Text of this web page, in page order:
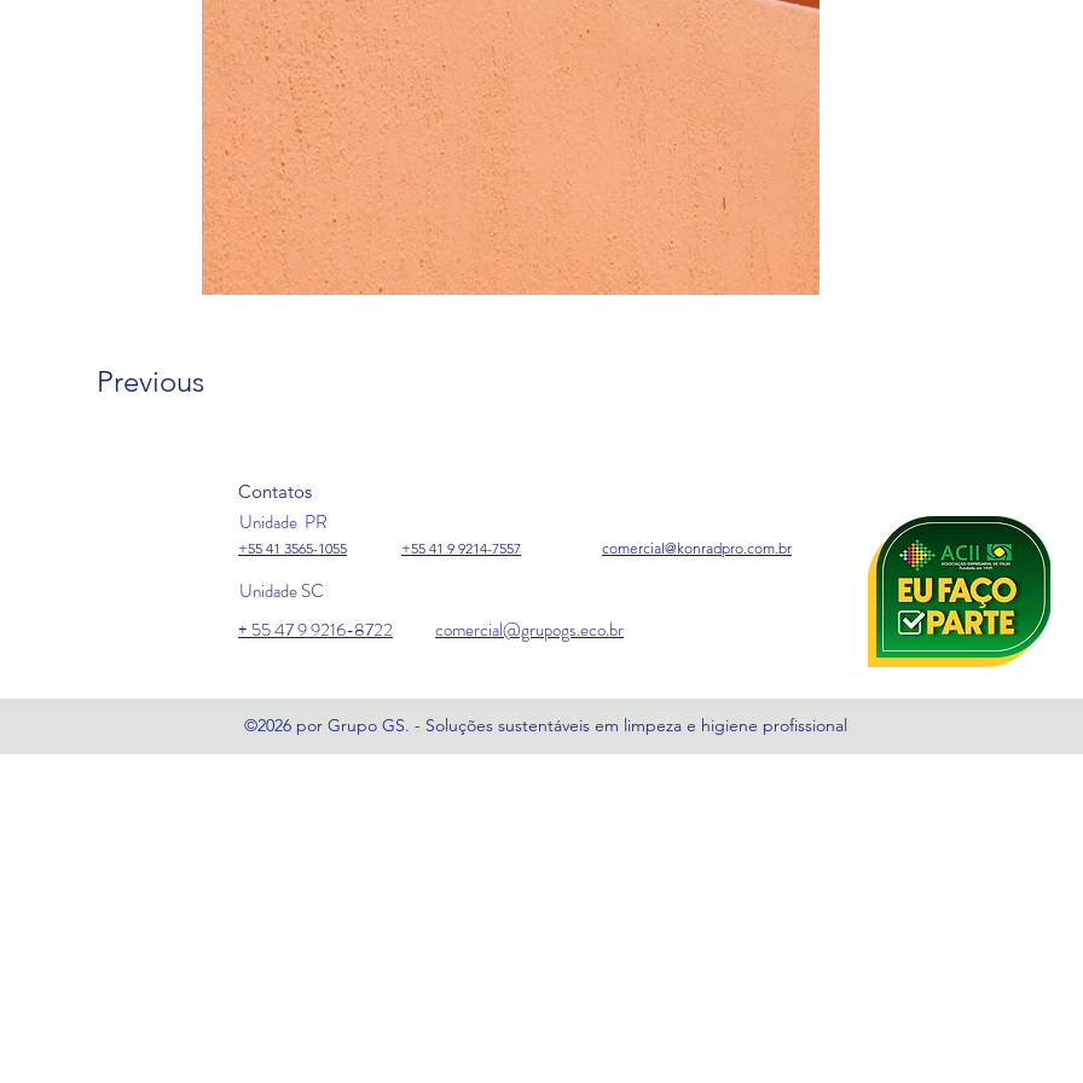
Previous
Contatos
+55 41 3565-1055 +55 41 9 9214-7557 comercial@konradpro.com.br
Unidade PR
Unidade SC
+ 55 47 9 9216-8722
comercial@grupogs.eco.br
©2026 por Grupo GS. - Soluções sustentáveis em limpeza e higiene profissional